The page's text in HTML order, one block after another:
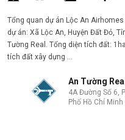
Tổng quan dự án Lộc An
dự án: Xã Lộc An, Huyện Đất Đỏ,
Tường Real. Tổng diện tích đất:
tích đất xây dựng ...
An Tường Real
4A Đường Số 6,
Phố Hồ Chí Minh